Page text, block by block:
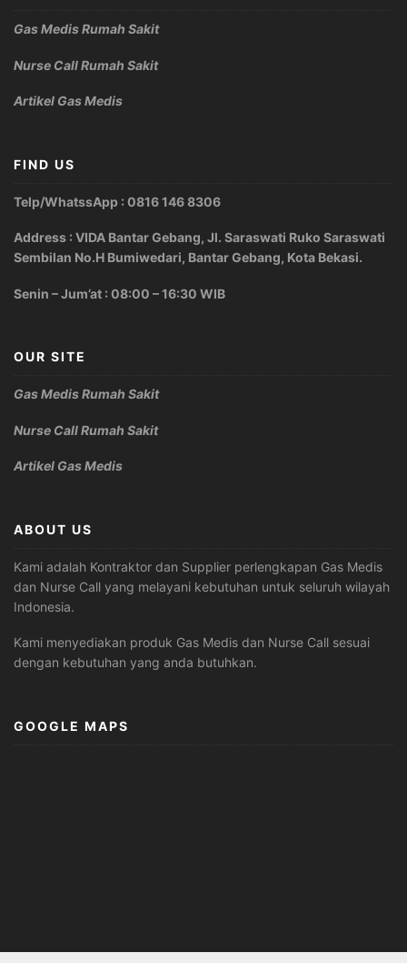
Gas Medis Rumah Sakit
Nurse Call Rumah Sakit
Artikel Gas Medis
FIND US
Telp/WhatssApp : 0816 146 8306
Address : VIDA Bantar Gebang, Jl. Saraswati Ruko Saraswati
Sembilan No.H Bumiwedari, Bantar Gebang, Kota Bekasi.
Senin – Jum’at : 08:00 – 16:30 WIB
OUR SITE
Gas Medis Rumah Sakit
Nurse Call Rumah Sakit
Artikel Gas Medis
ABOUT US
Kami adalah Kontraktor dan Supplier perlengkapan Gas Medis
dan Nurse Call yang melayani kebutuhan untuk seluruh wilayah
Indonesia.
Kami menyediakan produk Gas Medis dan Nurse Call sesuai
dengan kebutuhan yang anda butuhkan.
GOOGLE MAPS